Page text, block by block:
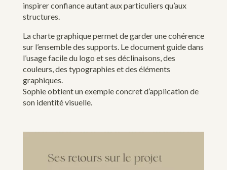
inspirer confiance autant aux particuliers qu’aux
structures.
La charte graphique permet de garder une cohérence
sur l’ensemble des supports. Le document guide dans
l’usage facile du logo et ses déclinaisons, des
couleurs, des typographies et des éléments
graphiques.
Sophie obtient un exemple concret d’application de
son identité visuelle.